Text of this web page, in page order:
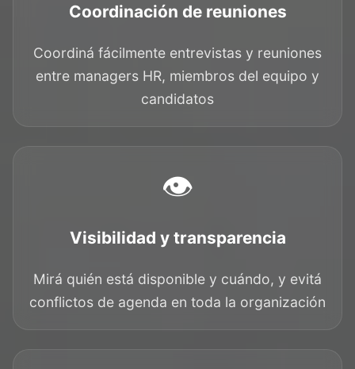
Coordinación de reuniones
Coordiná fácilmente entrevistas y reuniones
entre managers HR, miembros del equipo y
candidatos
👁️
Visibilidad y transparencia
Mirá quién está disponible y cuándo, y evitá
conflictos de agenda en toda la organización